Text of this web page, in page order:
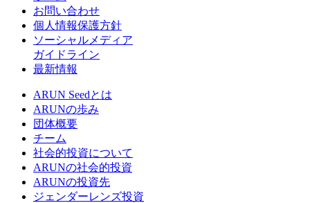
お問い合わせ
個人情報保護方針
ソーシャルメディア
ガイドライン
最新情報
ARUN Seedとは
ARUNの歩み
団体概要
チーム
社会的投資について
ARUNの社会的投資
ARUNの投資先
ジェンダーレンズ投資